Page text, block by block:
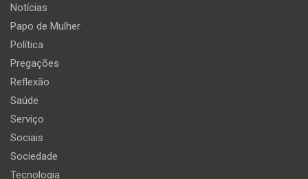
Notícias
Papo de Mulher
Política
Pregações
Reflexão
Saúde
Serviço
Sociais
Sociedade
Tecnologia